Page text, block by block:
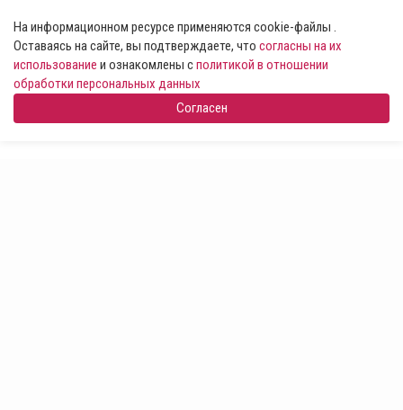
На информационном ресурсе применяются cookie-файлы .
Оставаясь на сайте, вы подтверждаете, что согласны на их
использование и ознакомлены сполитикой в отношении
обработки персональных данных
Согласен